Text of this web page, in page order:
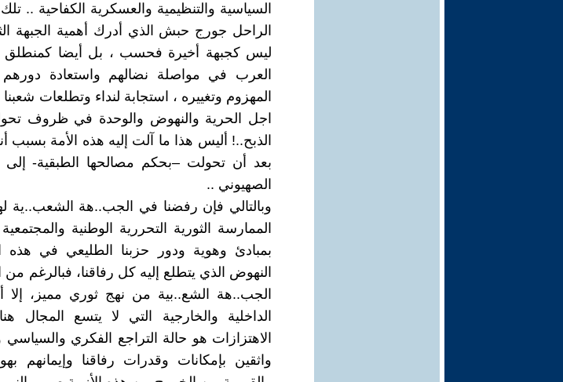
السياسية والتنظيمية والعسكرية الكفاحية ..
الراحل جورج حبش الذي أدرك أهمية الجبهة
ليس كجبهة أخيرة فحسب ، بل أيضا كمنطلق
العرب في مواصلة نضالهم واستعادة
المهزوم وتغييره ، استجابة لنداء وتطلعات
اجل الحرية والنهوض والوحدة في ظروف
الذبح..! أليس هذا ما آلت إليه هذه الأمة
بعد أن تحولت –بحكم مصالحها الطبقية- إلى
الصهيوني ..
وبالتالي فإن رفضنا في الجب..هة الشعب..ية
الممارسة الثورية التحررية الوطنية
بمبادئ وهوية ودور حزبنا الطليعي في
النهوض الذي يتطلع إليه كل رفاقنا، فبالرغم من
الجب..هة الشع..بية من نهج ثوري مميز، إلا
الداخلية والخارجية التي لا يتسع المجال
الاهتزازات هو حالة التراجع الفكري والسياسي
واثقين بإمكانات وقدرات رفاقنا وإيمانهم